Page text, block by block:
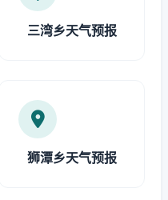
三湾乡天气预报
狮潭乡天气预报